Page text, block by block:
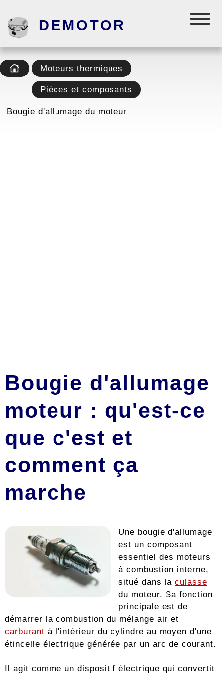
DEMOTOR
Moteurs thermiques
Pièces et composants
Bougie d'allumage du moteur
Bougie d'allumage
moteur : qu'est-ce
que c'est et
comment ça
marche
Une bougie d'allumage
est un composant
essentiel des moteurs
à combustion interne,
situé dans la culasse
du moteur. Sa fonction
principale est de
démarrer la combustion du mélange air et
carburant à l'intérieur du cylindre au moyen d'une
étincelle électrique générée par un arc de courant.
Il agit comme un dispositif électrique qui convertit